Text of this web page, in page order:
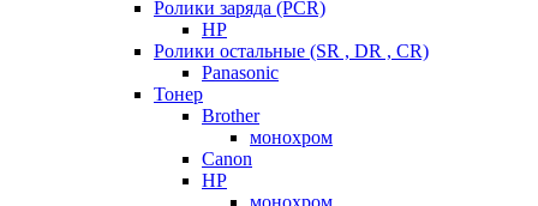
Ролики заряда (PCR)
HP
Ролики остальные (SR , DR , CR)
Panasonic
Тонер
Brother
монохром
Canon
HP
монохром